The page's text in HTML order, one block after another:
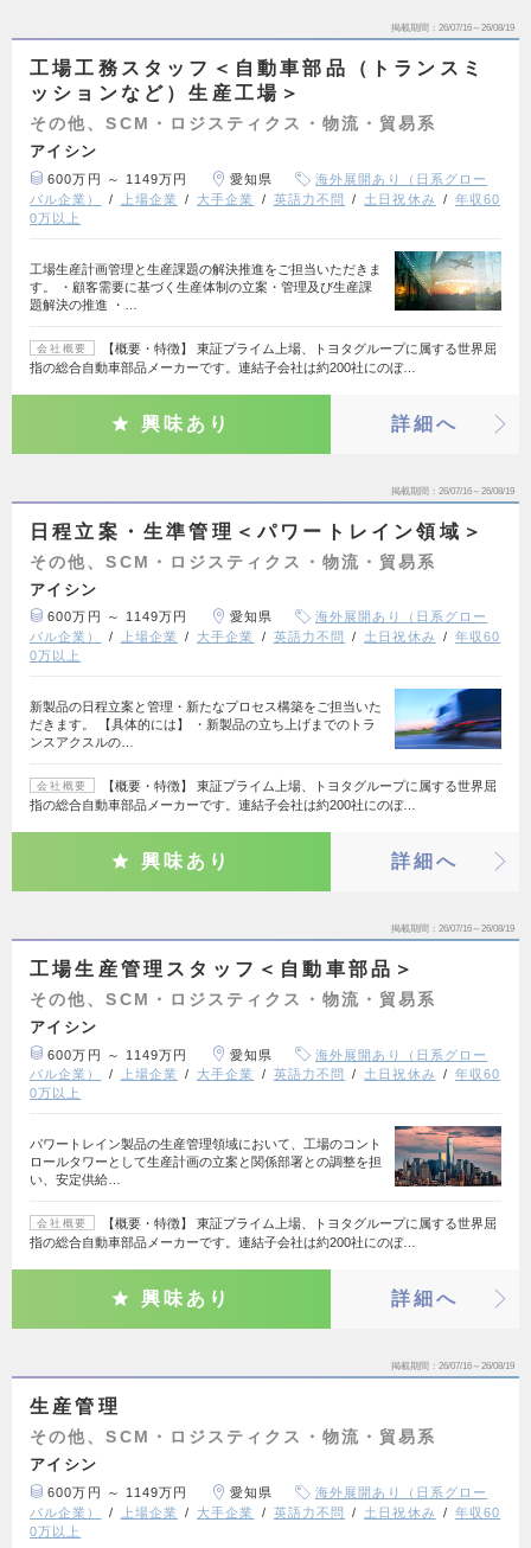
掲載期間 26/07/16～26/08/19
工場工務スタッフ＜自動車部品（トランスミ
ッションなど）生産工場＞
その他、SCM・ロジスティクス・物流・貿易系
アイシン
600万円 ～ 1149万円 愛知県
海外展開あり（日系グロー
バル企業）
上場企業 大手企業 英語力不問 土日祝休み
年収60
0万以上
工場生産計画管理と生産課題の解決推進をご担当いただきま
す。 ・顧客需要に基づく生産体制の立案・管理及び生産課
題解決の推進 ・…
会社概要
【概要・特徴】 東証プライム上場、トヨタグループに属する世界屈
指の総合自動車部品メーカーです。連結子会社は約200社にのぼ…
興味あり 詳細へ
掲載期間 26/07/16～26/08/19
日程立案・生準管理＜パワートレイン領域＞
その他、SCM・ロジスティクス・物流・貿易系
アイシン
600万円 ～ 1149万円 愛知県
海外展開あり（日系グロー
バル企業）
上場企業 大手企業 英語力不問 土日祝休み
年収60
0万以上
新製品の日程立案と管理・新たなプロセス構築をご担当いた
だきます。 【具体的には】 ・新製品の立ち上げまでのトラ
ンスアクスルの…
会社概要
【概要・特徴】 東証プライム上場、トヨタグループに属する世界屈
指の総合自動車部品メーカーです。連結子会社は約200社にのぼ…
興味あり 詳細へ
掲載期間 26/07/16～26/08/19
工場生産管理スタッフ＜自動車部品＞
その他、SCM・ロジスティクス・物流・貿易系
アイシン
600万円 ～ 1149万円 愛知県
海外展開あり（日系グロー
バル企業）
上場企業 大手企業 英語力不問 土日祝休み
年収60
0万以上
パワートレイン製品の生産管理領域において、工場のコント
ロールタワーとして生産計画の立案と関係部署との調整を担
い、安定供給…
会社概要
【概要・特徴】 東証プライム上場、トヨタグループに属する世界屈
指の総合自動車部品メーカーです。連結子会社は約200社にのぼ…
興味あり 詳細へ
掲載期間 26/07/16～26/08/19
生産管理
その他、SCM・ロジスティクス・物流・貿易系
アイシン
600万円 ～ 1149万円 愛知県
海外展開あり（日系グロー
バル企業）
上場企業 大手企業 英語力不問 土日祝休み
年収60
0万以上